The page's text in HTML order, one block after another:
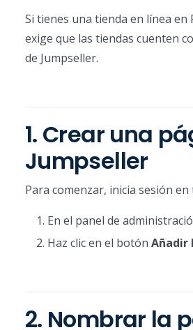
Si tienes una tienda en línea
exige que las tiendas cuenten
de Jumpseller.
1. Crear una
Jumpseller
Para comenzar, inicia sesión
En el panel de
Haz clic en el botón Añadir
2. Nombrar la